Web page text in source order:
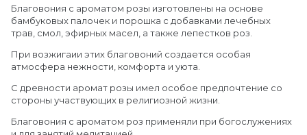
Благовония с ароматом розы изготовлены на основе
бамбуковых палочек и порошка с добавками лечебных
трав, смол, эфирных масел, а также лепестков роз.
При возжигаии этих благовоний создается особая
атмосфера нежности, комфорта и уюта.
С древности аромат розы имел особое предпочтение со
стороны участвующих в религиозной жизни.
Благовония с ароматом роз применяли при богослужениях